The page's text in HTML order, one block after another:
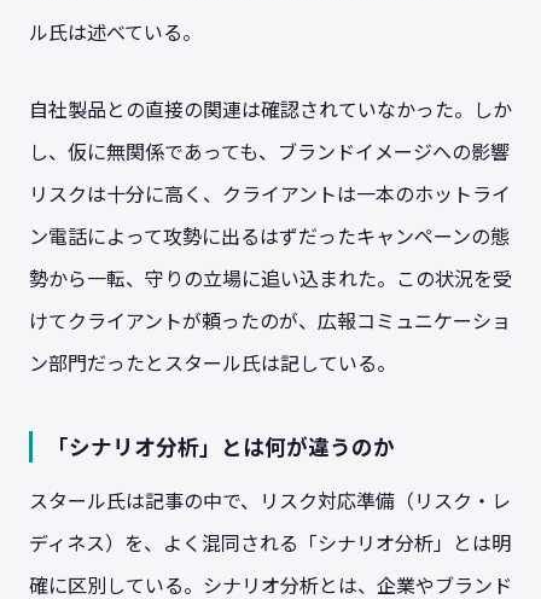
ル氏は述べている。
自社製品との直接の関連は確認されていなかった。しか
し、仮に無関係であっても、ブランドイメージへの影響
リスクは十分に高く、クライアントは一本のホットライ
ン電話によって攻勢に出るはずだったキャンペーンの態
勢から一転、守りの立場に追い込まれた。この状況を受
けてクライアントが頼ったのが、広報コミュニケーショ
ン部門だったとスタール氏は記している。
「シナリオ分析」とは何が違うのか
スタール氏は記事の中で、リスク対応準備（リスク・レ
ディネス）を、よく混同される「シナリオ分析」とは明
確に区別している。シナリオ分析とは、企業やブランド